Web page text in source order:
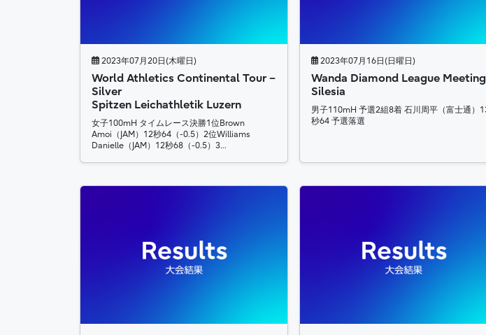
2023年07月20日(木曜日)
World Athletics Continental Tour –
Silver
Spitzen Leichathletik Luzern
女子100mH タイムレース決勝1位Brown
Amoi（JAM）12秒64（-0.5）2位Williams
Danielle（JAM）12秒68（-0.5）3…
2023年07月16日(日曜日)
Wanda Diamond League Meeting
Silesia
男子110mH 予選2組8着 石川周平（富士通）
秒64 予選落選